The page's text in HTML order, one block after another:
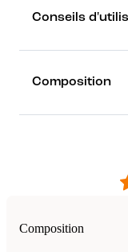
Conseils
Composition
Composition